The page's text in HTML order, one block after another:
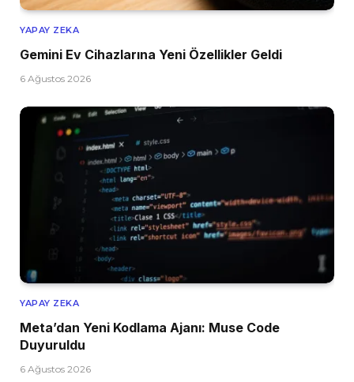
YAPAY ZEKA
Gemini Ev Cihazlarına Yeni Özellikler Geldi
6 Ağustos 2026
YAPAY ZEKA
Meta’dan Yeni Kodlama Ajanı: Muse Code
Duyuruldu
6 Ağustos 2026